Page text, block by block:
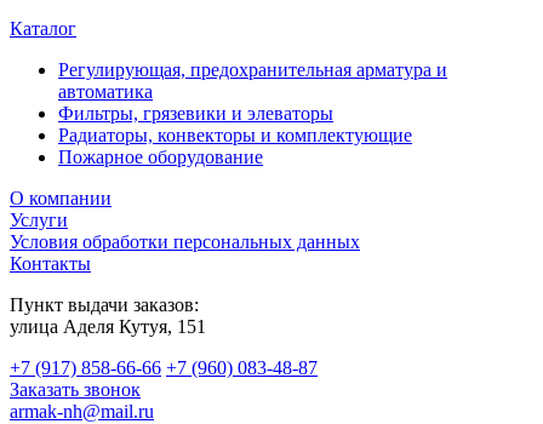
Каталог
Регулирующая, предохранительная арматура и
автоматика
Фильтры, грязевики и элеваторы
Радиаторы, конвекторы и комплектующие
Пожарное оборудование
О компании
Услуги
Условия обработки персональных данных
Контакты
Пункт выдачи заказов:
​улица Аделя Кутуя, 151
+7 (917) 858-66-66 +7 (960) 083-48-87
Заказать звонок
armak-nh@mail.ru